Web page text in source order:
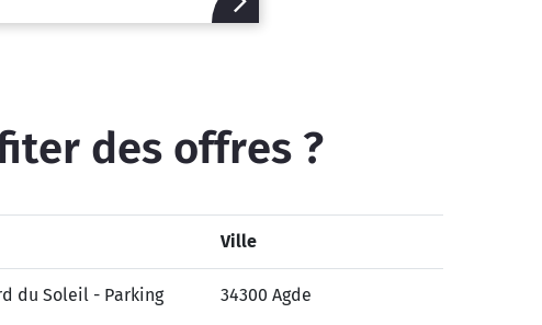
des offres ?
Ville
du Soleil - Parking
34300 Agde